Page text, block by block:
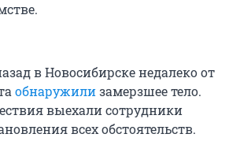
в Новосибирске недалеко от
обнаружилизамерзшее тело.
выехали сотрудники
всех обстоятельств.